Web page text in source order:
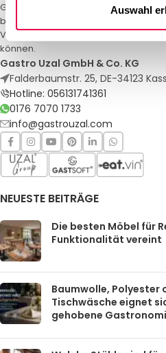
Auswahl
Gastro Uzal – Ihr Spezialist für
bieten maßgeschneiderte Lösungen
Veranstaltungen. Qualität und
können.
Gastro Uzal GmbH & Co. KG
Falderbaumstr. 25, DE-34123
Hotline: 056131741361
0176 7070 1733
info@gastrouzal.com
NEUESTE BEITRÄGE
Die besten Möbel für
Funktionalität vereint
Baumwolle, Polyester
Tischwäsche eignet
gehobene